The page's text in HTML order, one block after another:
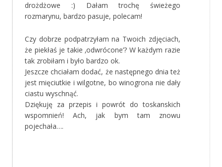
drożdżowe :) Dałam trochę świeżego
rozmarynu, bardzo pasuje, polecam!
Czy dobrze podpatrzyłam na Twoich zdjęciach,
że piekłaś je takie ‚odwrócone’? W każdym razie
tak zrobiłam i było bardzo ok.
Jeszcze chciałam dodać, że następnego dnia też
jest mięciutkie i wilgotne, bo winogrona nie dały
ciastu wyschnąć.
Dziękuję za przepis i powrót do toskanskich
wspomnień! Ach, jak bym tam znowu
pojechała….